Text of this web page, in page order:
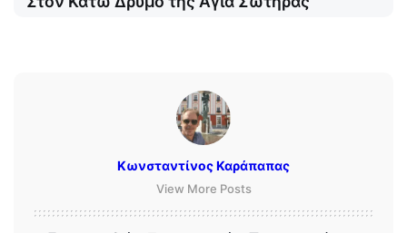
Κωνσταντίνος Καράπαπας
View More Posts